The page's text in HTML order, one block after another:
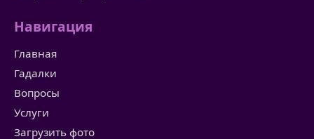
Навигация
Главная
Гадалки
Вопросы
Услуги
Загрузить фото